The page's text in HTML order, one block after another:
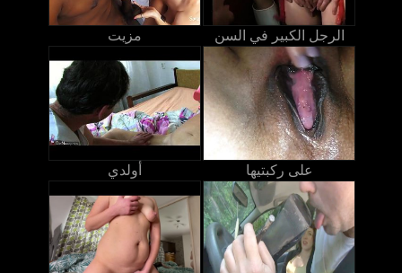
مزيت الرجل الكبير في السن
أولدي على ركبتيها